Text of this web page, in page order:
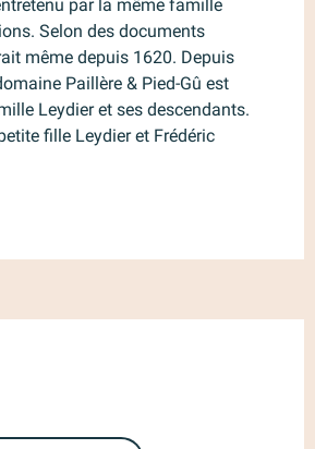
par la même famille
Selon des documents
même depuis 1620. Depuis
Paillère & Pied-Gû est
Leydier et ses descendants.
fille Leydier et Frédéric